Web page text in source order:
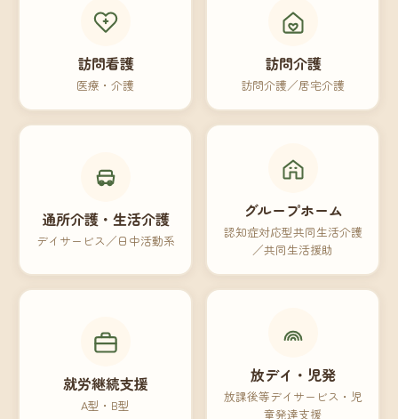
訪問看護
医療・介護
訪問介護
訪問介護／居宅介護
通所介護・生活介護
デイサービス／日中活動系
グループホーム
認知症対応型共同生活介護
／共同生活援助
就労継続支援
A型・B型
放デイ・児発
放課後等デイサービス・児
童発達支援